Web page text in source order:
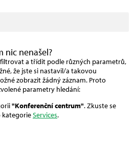
nic nenašel?
a třídit podle různých parametrů,
že jste si nastavil/a takovou
zobrazit žádný záznam. Proto
parametry hledání:
"Konferenční centrum". Zkuste se
kategorieServices.